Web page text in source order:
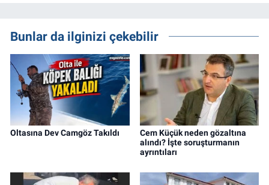
Bunlar da ilginizi çekebilir
Oltasına Dev Camgöz Takıldı
Cem Küçük neden gözaltına
alındı? İşte soruşturmanın
ayrıntıları